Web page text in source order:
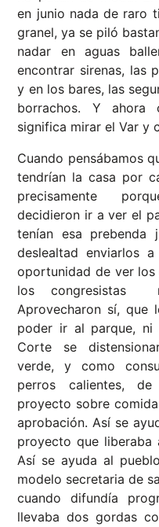
en junio nada de raro
granel, ya se piló
nadar en aguas
encontrar sirenas, las
y en los bares, las
borrachos. Y
significa mirar el Var y
Cuando pensábamos
tendrían la casa por
precisamente
decidieron ir a ver el
tenían esa
deslealtad enviarlos
oportunidad de ver
los congresistas
Aprovecharon sí,
poder ir al parque, ni
Corte se
verde, y como
perros calientes,
proyecto sobre
aprobación. Así se
proyecto que liberaba
Así se ayuda al
modelo secretaria de
cuando difundía
llevaba dos gordas